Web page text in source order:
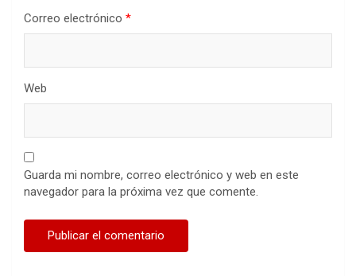
Correo electrónico *
Web
Guarda mi nombre, correo electrónico y web en este
navegador para la próxima vez que comente.